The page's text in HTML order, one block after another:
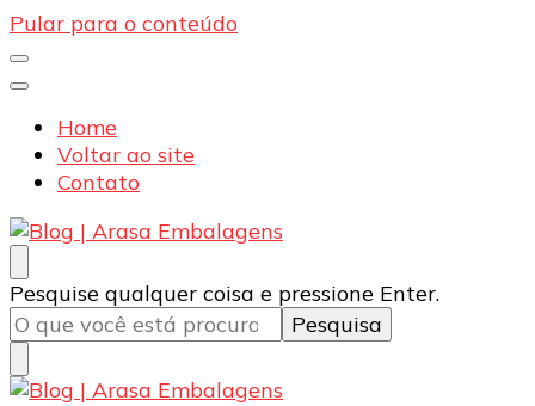
Pular para o conteúdo
Home
Voltar ao site
Contato
Blog | Arasa Embalagens
Confira conteúdos sobre embalagens para pizzas,
doces e salgados. Tudo para seu comércio com a
qualidade Arasa. Leia nossos conteúdos!
Procurando
algo?
Pesquise qualquer coisa e pressione Enter.